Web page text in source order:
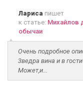
Лариса пишет
к статье: Михайлов
обычаи
Очень подробное
3ведра вина и в
Может,и...